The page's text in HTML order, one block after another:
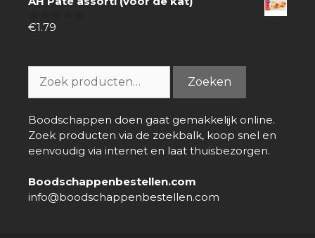
5
0
€1.79
naar:
Zoeken
Boodschappen doen gaat gemakkelijk online.
Zoek producten via de zoekbalk, koop snel en
eenvoudig via internet en laat thuisbezorgen.
Boodschappenbestellen.com
info@boodschappenbestellen.com